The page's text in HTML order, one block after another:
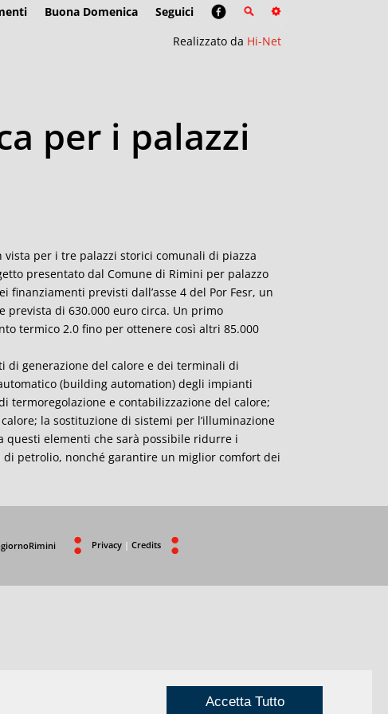
Buona Domenica
Seguici
Realizzato da Hi-Net
per i palazzi
vista per i tre palazzi storici comunali di piazza
presentato dal Comune di Rimini per palazzo
finanziamenti previsti dall’asse 4 del Por Fesr, un
prevista di 630.000 euro circa. Un primo
termico 2.0 fino per ottenere così altri 85.000
di generazione del calore e dei terminali di
(building automation) degli impianti
termoregolazione e contabilizzazione del calore;
la sostituzione di sistemi per l’illuminazione
questi elementi che sarà possibile ridurre i
petrolio, nonché garantire un miglior comfort dei
Privacy | Credits
Accetta Tutto